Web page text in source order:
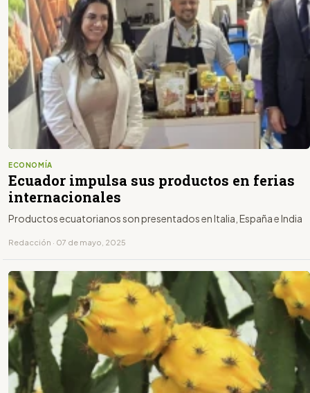
ECONOMÍA
Ecuador impulsa sus productos en ferias
internacionales
Productos ecuatorianos son presentados en Italia, España e India
Redacción · 07 de mayo, 2025